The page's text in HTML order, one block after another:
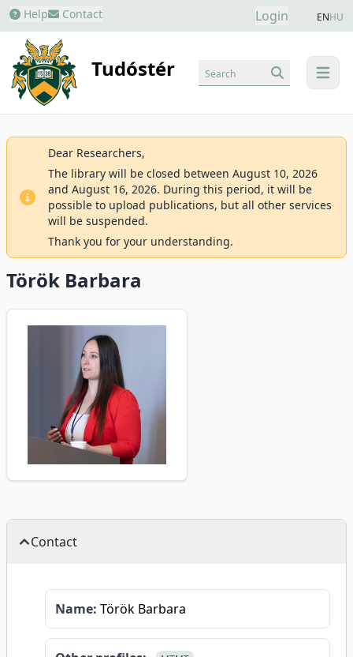
Help Contact Login ENHU
Tudóstér menu
Search
Dear Researchers,
The library will be closed between August 10, 2026
and August 16, 2026. During this period, it will be
possible to upload publications, but all other services
will be suspended.
Thank you for your understanding.
Török Barbara
Contact
Name: Török Barbara